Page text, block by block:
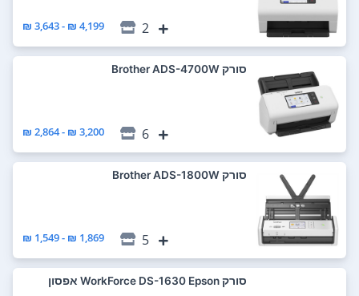
2
4,199 ₪ - 3,643 ₪
סורק Brother ADS-4700W
6
3,200 ₪ - 2,864 ₪
סורק Brother ADS-1800W
5
1,869 ₪ - 1,549 ₪
סורק WorkForce DS-1630‎ Epson אפסון